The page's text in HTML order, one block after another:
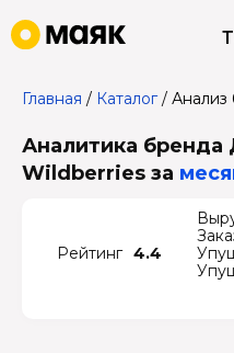
Главная / Каталог/ Анализ
Аналитика бренда
Wildberries за
Рейтинг 4.4